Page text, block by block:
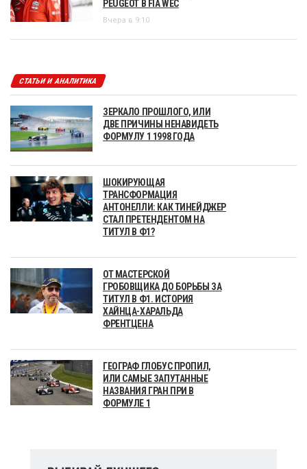
PEUGEOT В FIA WEC
Вчера в 9:10
СТАТЬИ И АНАЛИТИКА
ЗЕРКАЛО ПРОШЛОГО, ИЛИ
ДВЕ ПРИЧИНЫ НЕНАВИДЕТЬ
ФОРМУЛУ 1 1998 ГОДА
ШОКИРУЮЩАЯ
ТРАНСФОРМАЦИЯ
АНТОНЕЛЛИ: КАК ТИНЕЙДЖЕР
СТАЛ ПРЕТЕНДЕНТОМ НА
ТИТУЛ В Ф1?
ОТ МАСТЕРСКОЙ
ГРОБОВЩИКА ДО БОРЬБЫ ЗА
ТИТУЛ В Ф1. ИСТОРИЯ
ХАЙНЦА-ХАРАЛЬДА
ФРЕНТЦЕНА
ГЕОГРАФ ГЛОБУС ПРОПИЛ,
ИЛИ САМЫЕ ЗАПУТАННЫЕ
НАЗВАНИЯ ГРАН ПРИ В
ФОРМУЛЕ 1